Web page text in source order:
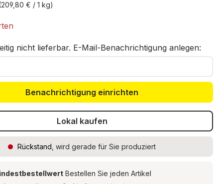
€ / 1 kg)
nicht lieferbar. E-Mail-Benachrichtigung anlegen:
Benachrichtigung einrichten
Lokal kaufen
Rückstand , wird gerade für Sie produziert
Bestellen Sie jeden Artikel